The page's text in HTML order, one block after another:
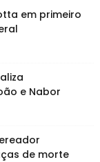
em primeiro
e Nabor
de morte